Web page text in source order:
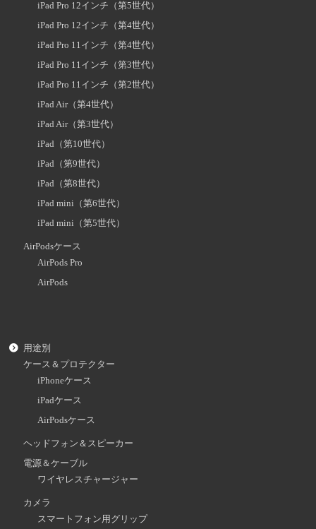
iPad Pro 12インチ（第5世代）
iPad Pro 12インチ（第4世代）
iPad Pro 11インチ（第4世代）
iPad Pro 11インチ（第3世代）
iPad Pro 11インチ（第2世代）
iPad Air（第4世代）
iPad Air（第3世代）
iPad（第10世代）
iPad（第9世代）
iPad（第8世代）
iPad mini（第6世代）
iPad mini（第5世代）
AirPodsケース
AirPods Pro
AirPods
用途別
ケース＆プロテクター
iPhoneケース
iPadケース
AirPodsケース
ヘッドフォン＆スピーカー
電源＆ケーブル
ワイヤレスチャージャー
カメラ
スマートフォン用グリップ